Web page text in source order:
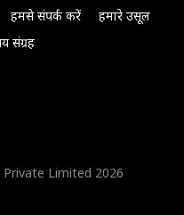
हमसे संपर्क करें
हमारे उसूल
संग्रह
Limited 2026